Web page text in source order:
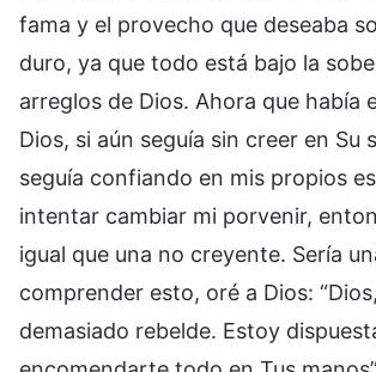
fama y el provecho que deseaba
duro, ya que todo está bajo la
arreglos de Dios. Ahora que había
Dios, si aún seguía sin creer en Su
seguía confiando en mis propios
intentar cambiar mi porvenir,
igual que una no creyente. Sería
comprender esto, oré a Dios:
demasiado rebelde. Estoy